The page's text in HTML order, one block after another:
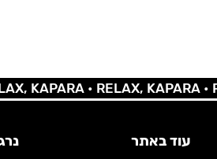
KAPARA •RELAX, KAPARA •
עוד באתר